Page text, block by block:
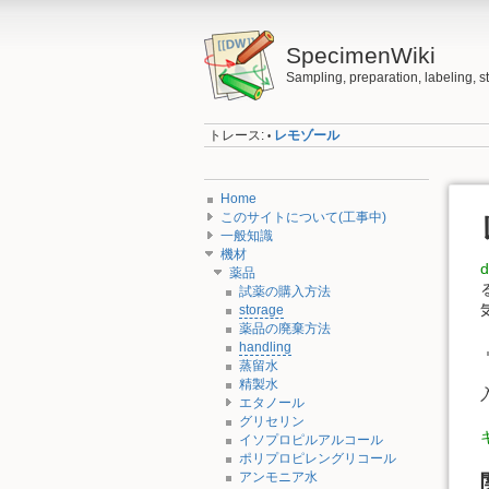
SpecimenWiki
Sampling, preparation, labeling,
トレース: • レモゾール
Home
このサイトについて(工事中)
一般知識
機材
薬品
試薬の購入方法
storage
薬品の廃棄方法
handling
蒸留水
精製水
エタノール
グリセリン
イソプロピルアルコール
ポリプロピレングリコール
アンモニア水